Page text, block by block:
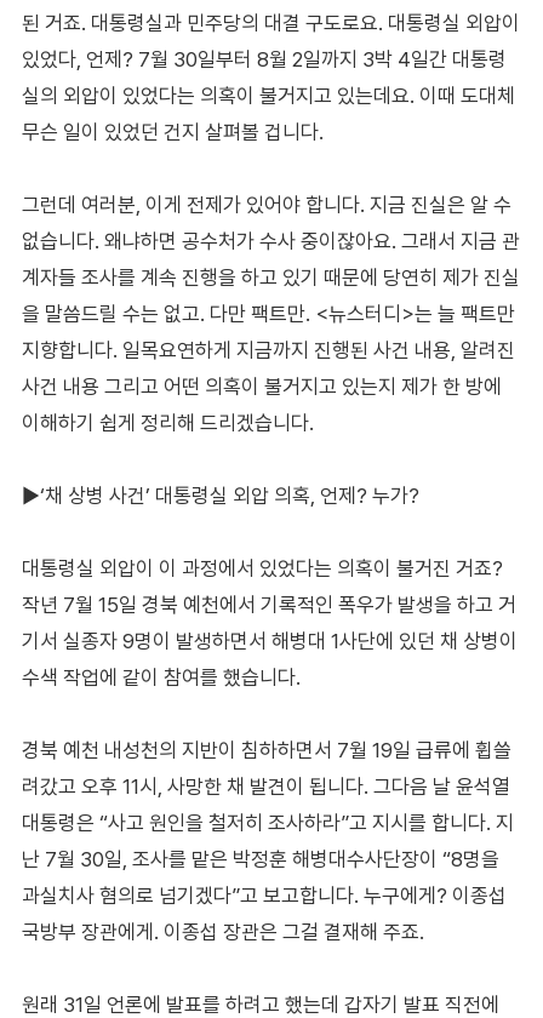
된 거죠. 대통령실과 민주당의 대결 구도로요. 대통령실 외압이
있었다, 언제? 7월 30일부터 8월 2일까지 3박 4일간 대통령
실의 외압이 있었다는 의혹이 불거지고 있는데요. 이때 도대체
무슨 일이 있었던 건지 살펴볼 겁니다.
그런데 여러분, 이게 전제가 있어야 합니다. 지금 진실은 알 수
없습니다. 왜냐하면 공수처가 수사 중이잖아요. 그래서 지금 관
계자들 조사를 계속 진행을 하고 있기 때문에 당연히 제가 진실
을 말씀드릴 수는 없고. 다만 팩트만. <뉴스터디>는 늘 팩트만
지향합니다. 일목요연하게 지금까지 진행된 사건 내용, 알려진
사건 내용 그리고 어떤 의혹이 불거지고 있는지 제가 한 방에
이해하기 쉽게 정리해 드리겠습니다.
▶‘채 상병 사건’ 대통령실 외압 의혹, 언제? 누가?
대통령실 외압이 이 과정에서 있었다는 의혹이 불거진 거죠?
작년 7월 15일 경북 예천에서 기록적인 폭우가 발생을 하고 거
기서 실종자 9명이 발생하면서 해병대 1사단에 있던 채 상병이
수색 작업에 같이 참여를 했습니다.
경북 예천 내성천의 지반이 침하하면서 7월 19일 급류에 휩쓸
려갔고 오후 11시, 사망한 채 발견이 됩니다. 그다음 날 윤석열
대통령은 “사고 원인을 철저히 조사하라”고 지시를 합니다. 지
난 7월 30일, 조사를 맡은 박정훈 해병대수사단장이 “8명을
과실치사 혐의로 넘기겠다”고 보고합니다. 누구에게? 이종섭
국방부 장관에게. 이종섭 장관은 그걸 결재해 주죠.
원래 31일 언론에 발표를 하려고 했는데 갑자기 발표 직전에